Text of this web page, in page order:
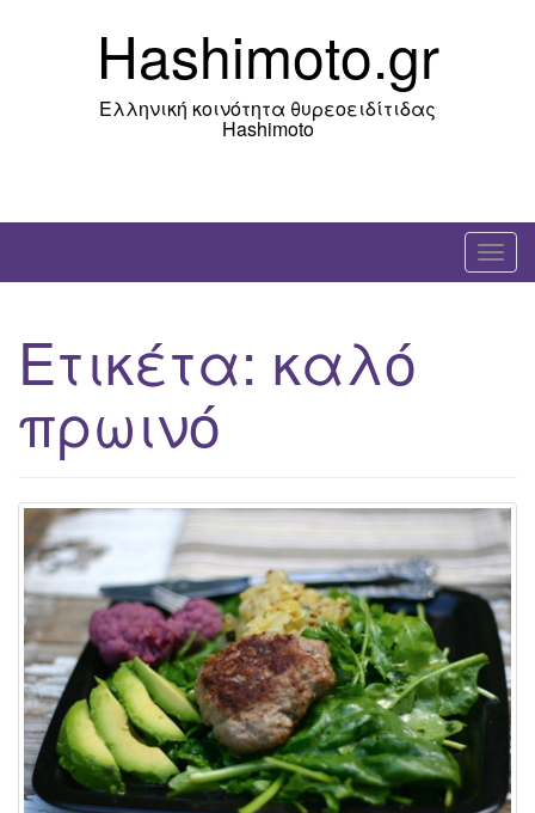
Hashimoto.gr
Ελληνική κοινότητα θυρεοειδίτιδας
Hashimoto
T
o
v
g
a
t
n
Ετικέτα: καλό
πρωινό